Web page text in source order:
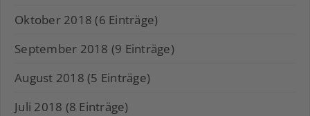
Oktober 2018 (6 Einträge)
September 2018 (9 Einträge)
August 2018 (5 Einträge)
Juli 2018 (8 Einträge)